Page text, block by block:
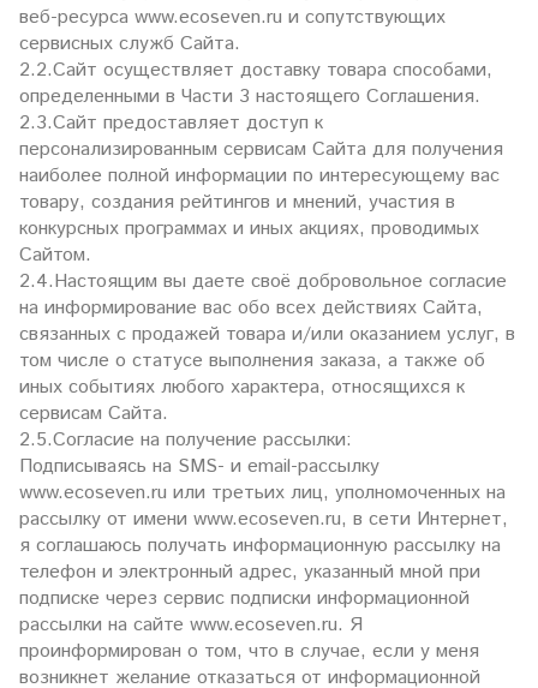
веб-ресурса www.ecoseven.ru и сопутствующих
сервисных служб Сайта.
2.2.Сайт осуществляет доставку товара способами,
определенными в Части 3 настоящего Соглашения.
2.3.Сайт предоставляет доступ к
персонализированным сервисам Сайта для получения
наиболее полной информации по интересующему вас
товару, создания рейтингов и мнений, участия в
конкурсных программах и иных акциях, проводимых
Сайтом.
2.4.Настоящим вы даете своё добровольное согласие
на информирование вас обо всех действиях Сайта,
связанных с продажей товара и/или оказанием услуг, в
том числе о статусе выполнения заказа, а также об
иных событиях любого характера, относящихся к
сервисам Сайта.
2.5.Согласие на получение рассылки:
Подписываясь на SMS- и email-рассылку
www.ecoseven.ru или третьих лиц, уполномоченных на
рассылку от имени www.ecoseven.ru, в сети Интернет,
я соглашаюсь получать информационную рассылку на
телефон и электронный адрес, указанный мной при
подписке через сервис подписки информационной
рассылки на сайте www.ecoseven.ru. Я
проинформирован о том, что в случае, если у меня
возникнет желание отказаться от информационной